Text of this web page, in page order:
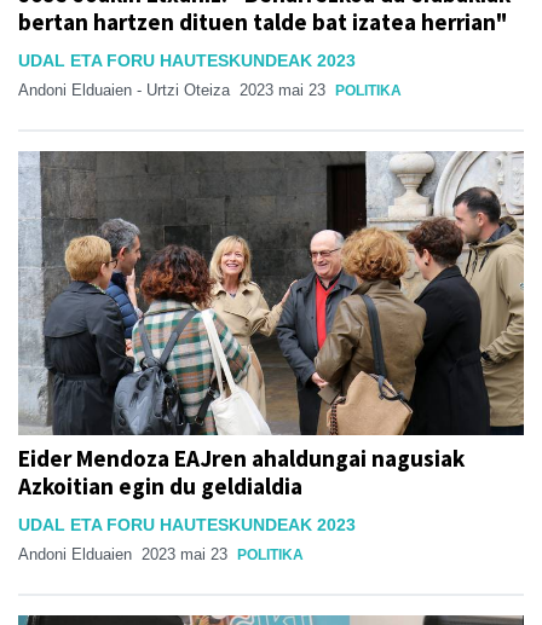
bertan hartzen dituen talde bat izatea herrian"
UDAL ETA FORU HAUTESKUNDEAK 2023
Andoni Elduaien - Urtzi Oteiza 2023 mai 23 POLITIKA
Eider Mendoza EAJren ahaldungai nagusiak
Azkoitian egin du geldialdia
UDAL ETA FORU HAUTESKUNDEAK 2023
Andoni Elduaien 2023 mai 23 POLITIKA